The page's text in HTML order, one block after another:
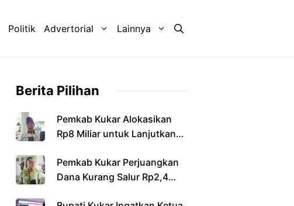
Politik Advertorial Lainnya
Berita Pilihan
Pemkab Kukar Alokasikan
Rp8 Miliar untuk Lanjutkan
Sebulu
Pemkab Kukar Perjuangkan
Dana Kurang Salur Rp2,4